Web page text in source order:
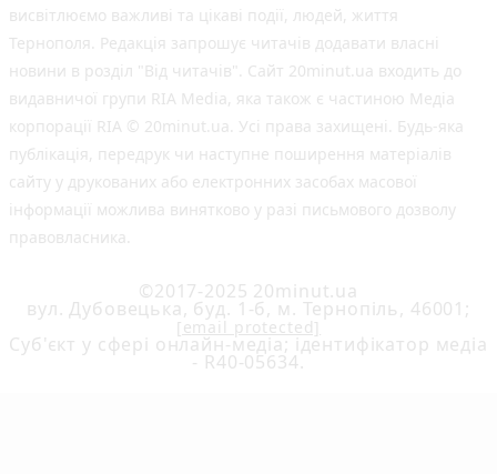
висвітлюємо важливі та цікаві події, людей, життя
Тернополя. Редакція запрошує читачів додавати власні
новини в розділ "Від читачів". Сайт 20minut.ua входить до
видавничої групи RIA Media, яка також є частиною Медіа
корпорації RIA © 20minut.ua. Усі права захищені. Будь-яка
публiкацiя, передрук чи наступне поширення матеріалів
сайту у друкованих або електронних засобах масової
інформації можлива винятково у разі письмового дозволу
правовласника.
©2017-2025 20minut.ua
вул. Дубовецька, буд. 1-б, м. Тернопіль, 46001;
[email protected]
Cуб'єкт у сфері онлайн-медіа; ідентифікатор медіа
- R40-05634.